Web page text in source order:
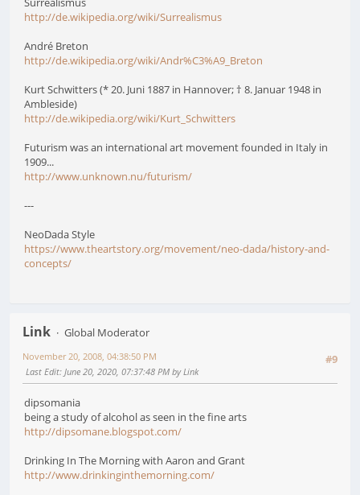
http://de.wikipedia.org/wiki/Surrealismus
André Breton
http://de.wikipedia.org/wiki/Andr%C3%A9_Breton
Kurt Schwitters (* 20. Juni 1887 in Hannover; † 8. Januar 1948 in
Ambleside)
http://de.wikipedia.org/wiki/Kurt_Schwitters
Futurism was an international art movement founded in Italy in
1909...
http://www.unknown.nu/futurism/
---
NeoDada Style
https://www.theartstory.org/movement/neo-dada/history-and-
concepts/
Link
Global Moderator
#9
November 20, 2008, 04:38:50 PM
Last Edit: June 20, 2020, 07:37:48 PM by Link
dipsomania
being a study of alcohol as seen in the fine arts
http://dipsomane.blogspot.com/
Drinking In The Morning with Aaron and Grant
http://www.drinkinginthemorning.com/